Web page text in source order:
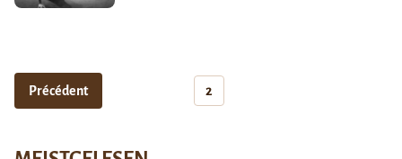
Précédent 2